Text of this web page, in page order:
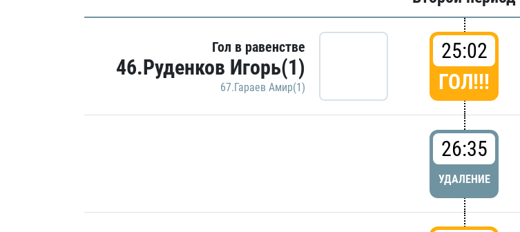
Гол в равенстве
46.Руденков Игорь(1)
67.Гараев Амир(1)
25:02
ГОЛ!!!
26:35
УДАЛЕНИЕ